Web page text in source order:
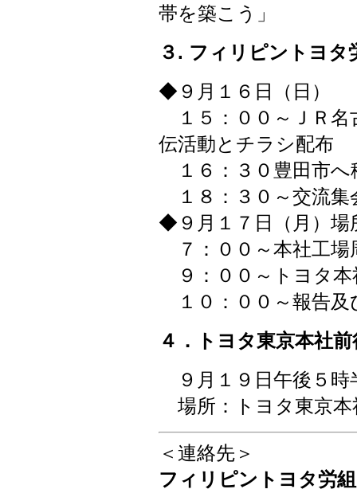
帯を築こう」
３. フィリピントヨタ
◆９月１６日（日）
１５：００～ＪＲ名
伝活動とチラシ配布
１６：３０豊田市へ
１８：３０～交流集
◆９月１７日（月）場
７：００～本社工場
９：００～トヨタ本
１０：００～報告及
４．トヨタ東京本社
９月１９日午後５時
場所：トヨタ東京本
＜連絡先＞
フィリピントヨタ労